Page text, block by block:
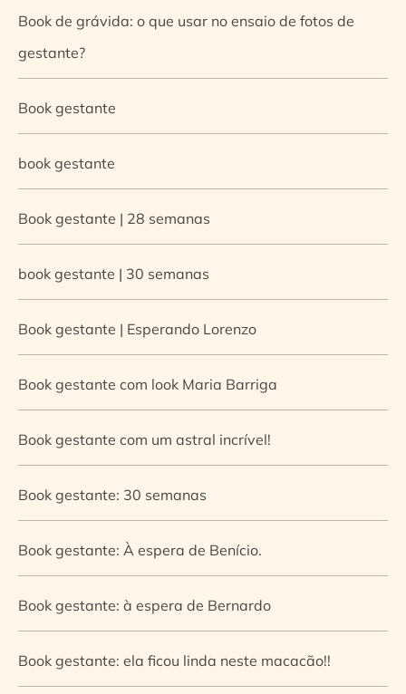
Book de grávida: o que usar no ensaio de fotos de
gestante?
Book gestante
book gestante
Book gestante | 28 semanas
book gestante | 30 semanas
Book gestante | Esperando Lorenzo
Book gestante com look Maria Barriga
Book gestante com um astral incrível!
Book gestante: 30 semanas
Book gestante: À espera de Benício.
Book gestante: à espera de Bernardo
Book gestante: ela ficou linda neste macacão!!